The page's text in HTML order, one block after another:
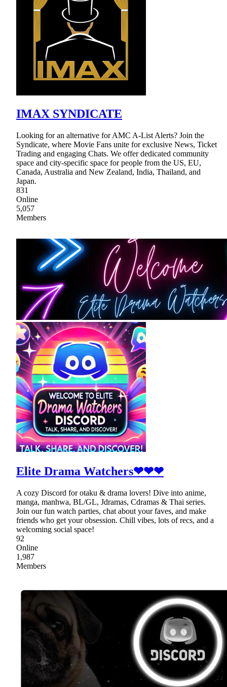
IMAX SYNDICATE
Looking for an alternative for AMC A-List Alerts? Join the
Syndicate, where Movie Fans unite for exclusive News, Ticket
Trading and engaging Chats. We offer dedicated community
space and city-specific space for people from the US, EU,
Canada, Australia and New Zealand, India, Thailand, and
Japan.
831
Online
5,057
Members
Elite Drama Watchers❤❤❤
A cozy Discord for otaku & drama lovers! Dive into anime,
manga, manhwa, BL/GL, Jdramas, Cdramas & Thai series.
Join our fun watch parties, chat about your faves, and make
friends who get your obsession. Chill vibes, lots of recs, and a
welcoming social space!
92
Online
1,987
Members